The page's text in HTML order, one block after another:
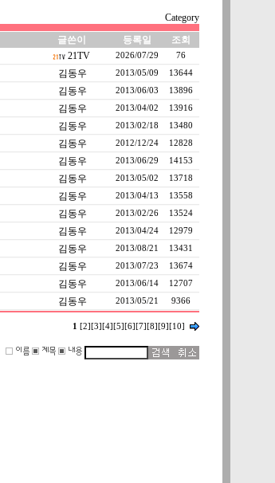
Category
글쓴이 등록일 조회
21TV 2026/07/29
76
김동우 2013/05/09
13644
김동우 2013/06/03
13896
김동우 2013/04/02
13916
김동우 2013/02/18
13480
김동우 2012/12/24
12828
김동우 2013/06/29
14153
김동우 2013/05/02
13718
김동우 2013/04/13
13558
김동우 2013/02/26
13524
김동우 2013/04/24
12979
김동우 2013/08/21
13431
김동우 2013/07/23
13674
김동우 2013/06/14
12707
김동우 2013/05/21 9366
1 [2] [3] [4] [5] [6] [7] [8] [9] [10]